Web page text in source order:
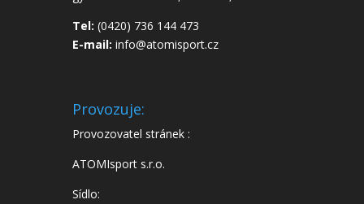
Tel: (0420) 736 144 473
E-mail: info@atomisport.cz
Provozuje:
Provozovatel stránek :
ATOMIsport s.r.o.
Sídlo: